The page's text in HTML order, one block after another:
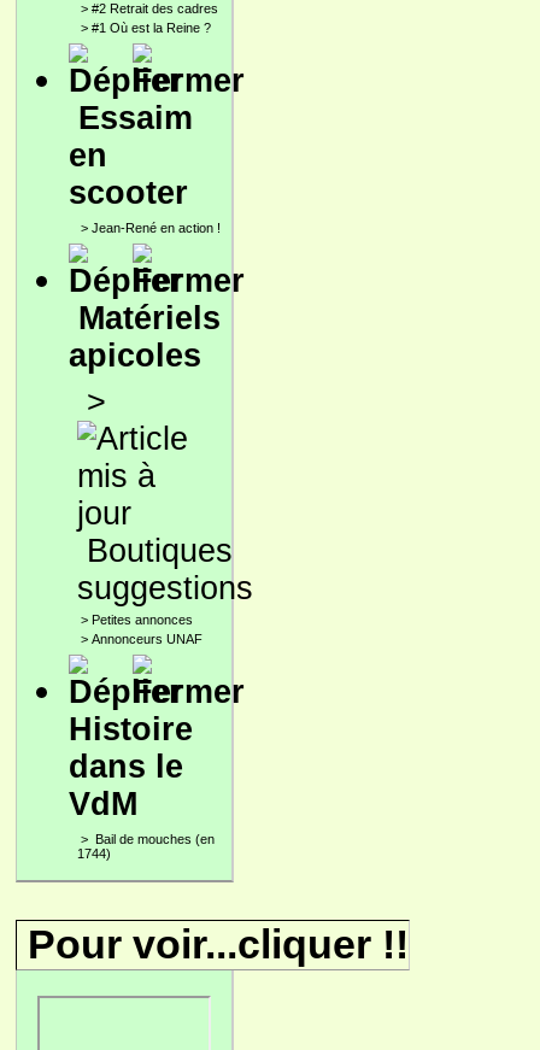
> #2 Retrait des cadres
> #1 Où est la Reine ?
Essaim
en
scooter
> Jean-René en action !
Matériels
apicoles
>
Boutiques
suggestions
> Petites annonces
> Annonceurs UNAF
Histoire
dans le
VdM
> Bail de mouches (en
1744)
Pour voir...cliquer !!